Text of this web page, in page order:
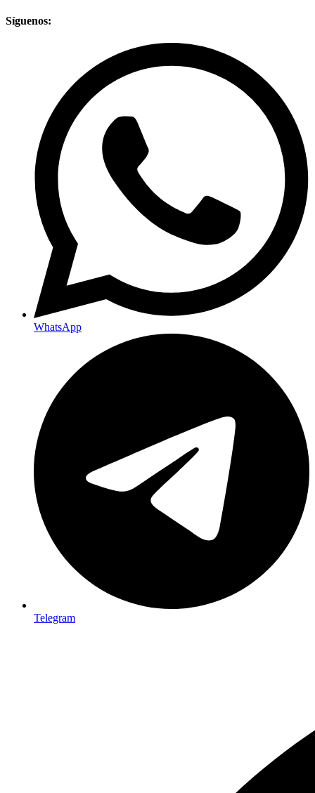
Síguenos:
WhatsApp
Telegram